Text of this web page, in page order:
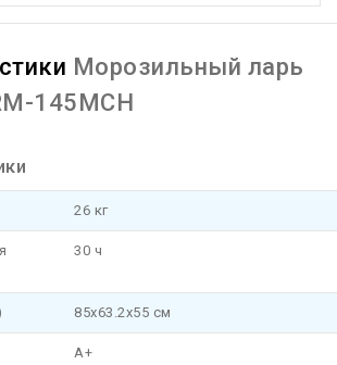
Морозильный ларь
145MCH
26 кг
30 ч
85x63.2x55 см
A+